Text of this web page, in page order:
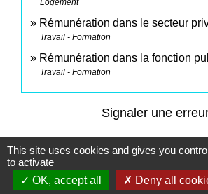
Logement
Rémunération dans le secteur
Travail - Formation
Rémunération dans la fonction
Travail - Formation
Signaler une
This site uses cookies and gives you
to activate
OK, accept all
Deny all